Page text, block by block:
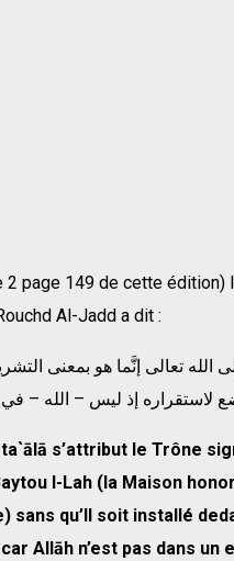
page 149 de cette édition)
Al-Jadd a dit :
s’attribut le Trône
l-Lah (la Maison
sans qu’Il soit installé
Allāh n’est pas dans un